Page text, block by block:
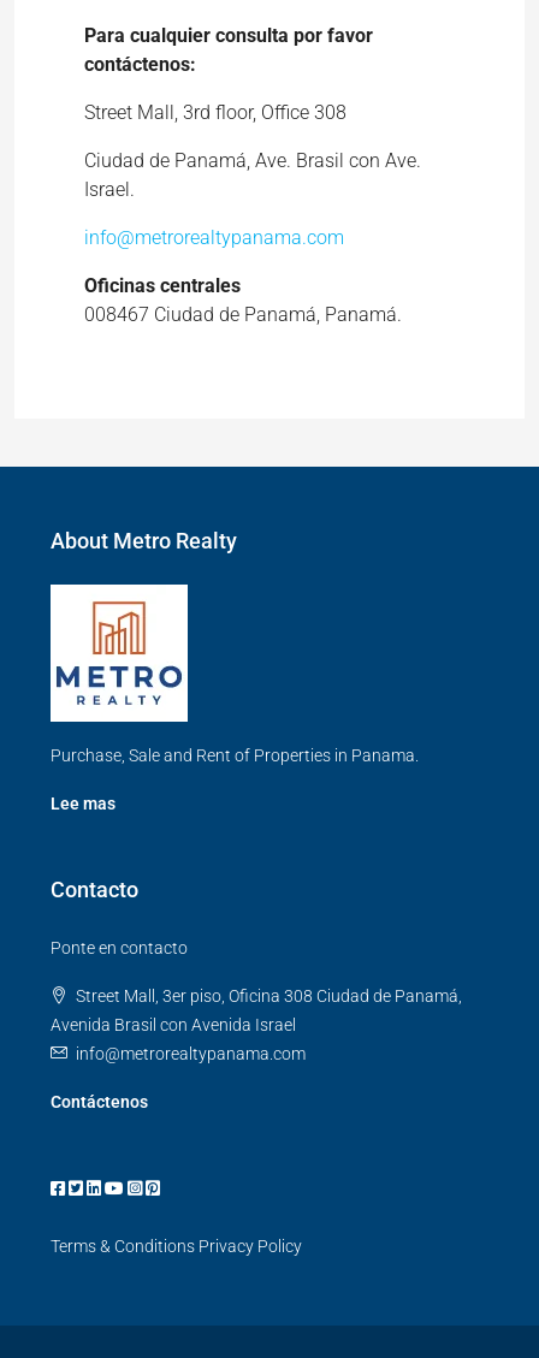
Para cualquier consulta por favor
contáctenos:
Street Mall, 3rd floor, Office 308
Ciudad de Panamá, Ave. Brasil con Ave.
Israel.
info@metrorealtypanama.com
Oficinas centrales
008467 Ciudad de Panamá, Panamá.
About Metro Realty
Purchase, Sale and Rent of Properties in Panama.
Lee mas
Contacto
Ponte en contacto
Street Mall, 3er piso, Oficina 308 Ciudad de Panamá,
Avenida Brasil con Avenida Israel
info@metrorealtypanama.com
Contáctenos
Terms & Conditions Privacy Policy